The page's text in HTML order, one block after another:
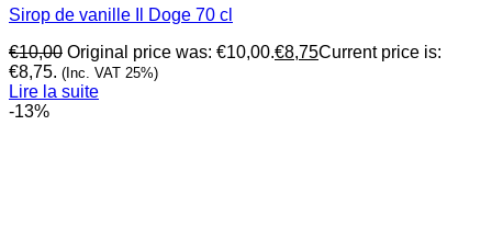
Sirop de vanille Il Doge 70 cl
€10,00 Original price was: €10,00.€8,75Current price is:
€8,75. (Inc. VAT 25%)
Lire la suite
-13%